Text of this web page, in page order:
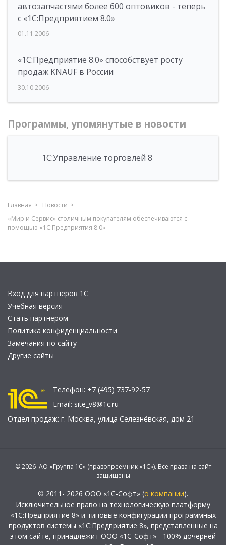
автозапчастями более 600 оптовиков - теперь
с «1С:Предприятием 8.0»
01.11.2006
«1С:Предприятие 8.0» способствует росту
продаж KNAUF в России
30.10.2006
Программы, упомянутые в новости
1С:Управление торговлей 8
Главная
Новости
«Мир и Сервис» столичным покупателям обеспечиваются с
помощью «1С:Предприятия 8.0»
Вход для партнеров 1С
Учебная версия
Стать партнером
Политика конфиденциальности
Замечания по сайту
Другие сайты
Телефон: +7 (495) 737-92-57
Email: site_v8@1c.ru
Отдел продаж: г. Москва, улица Селезнёвская, дом 21
© 2026 АО «Группа 1С» (правопреемник «1С»). Все права на сайт
защищены
© 2011- 2026 ООО «1С-Софт» (о компании).
Исключительное право на технологическую платформу
«1С:Предприятие 8» и типовые конфигурации программных
продуктов системы «1С:Предприятие 8», представленные на
этом сайте, принадлежит ООО «1С-Софт» - 100% дочерней